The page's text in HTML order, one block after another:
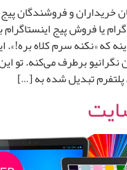
خریداران و فروشندگان
یا فروش پیج
که «نکنه سرم کلاه
نگرانیو برطرف می‌کنه. تو
پلتفرم تبدیل شده به […]